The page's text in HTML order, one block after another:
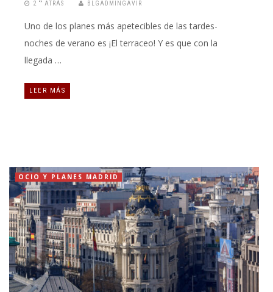
2 “” ATRÁS BLGADMINGAVIR
Uno de los planes más apetecibles de las tardes-
noches de verano es ¡El terraceo! Y es que con la
llegada …
LEER MÁS
OCIO Y PLANES MADRID